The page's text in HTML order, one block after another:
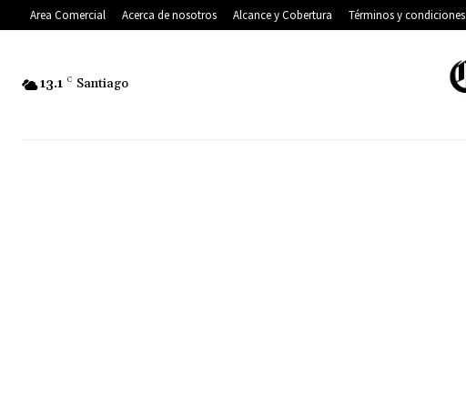
Area Comercial Acerca de nosotros Alcance y Cobertura Términos y condiciones
13.1 C Santiago